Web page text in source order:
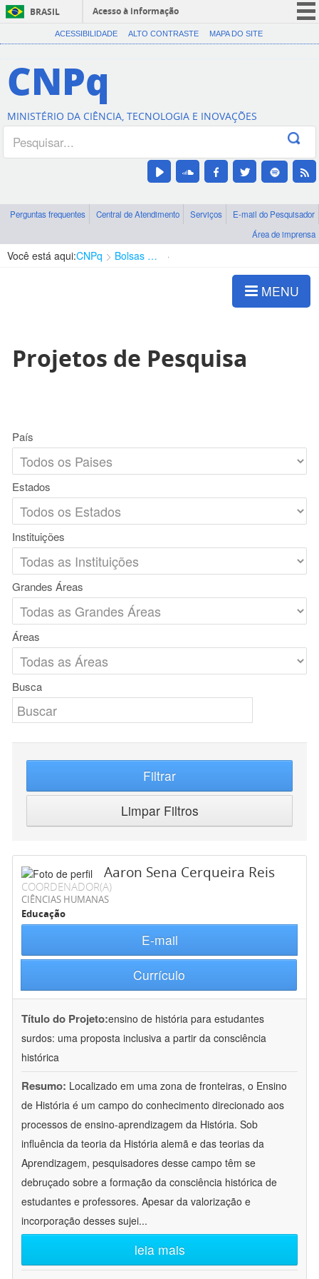
BRASIL
Acesso à informação
CORONAVÍRUS (COVID-19)
Canais
ACESSIBILIDADE ALTO CONTRASTE MAPA DO SITE
CNPq
MINISTÉRIO DA CIÊNCIA, TECNOLOGIA E INOVAÇÕES
Perguntas frequentes Central de Atendimento Serviços
E-mail do Pesquisador
Área de imprensa
Você está aqui:CNPq Bolsas e Auxílios Vigentes
MENU
Projetos de Pesquisa
País
Estados
Instituições
Grandes Áreas
Áreas
Busca
Filtrar
Limpar Filtros
Aaron Sena Cerqueira Reis
COORDENADOR(A)
CIÊNCIAS HUMANAS
Educação
E-mail
Currículo
Título do Projeto:ensino de história para estudantes
surdos: uma proposta inclusiva a partir da consciência
histórica
Resumo: Localizado em uma zona de fronteiras, o Ensino
de História é um campo do conhecimento direcionado aos
processos de ensino-aprendizagem da História. Sob
influência da teoria da História alemã e das teorias da
Aprendizagem, pesquisadores desse campo têm se
debruçado sobre a formação da consciência histórica de
estudantes e professores. Apesar da valorização e
incorporação desses sujei...
leia mais